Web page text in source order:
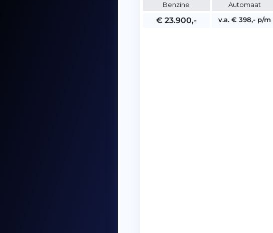
Benzine
Automaat
€ 23.900,- v.a. € 398,- p/m